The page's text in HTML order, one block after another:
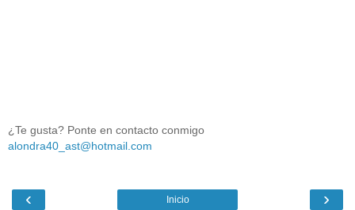
¿Te gusta? Ponte en contacto conmigo
alondra40_ast@hotmail.com
‹ ›
Inicio